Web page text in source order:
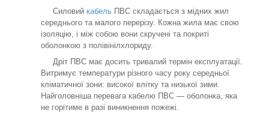
Силовий кабель ПВС складається з мідних жил
середнього та малого перерізу. Кожна жила має свою
ізоляцію, і між собою вони скручені та покриті
оболонкою з полівінілхлориду.
Дріт ПВС має досить тривалий термін експлуатації.
Витримує температури різного часу року середньої
кліматичної зони: високої влітку та низької зими.
Найголовніша перевага кабелю ПВС — оболонка, яка
не горітиме в разі виникнення пожежі.